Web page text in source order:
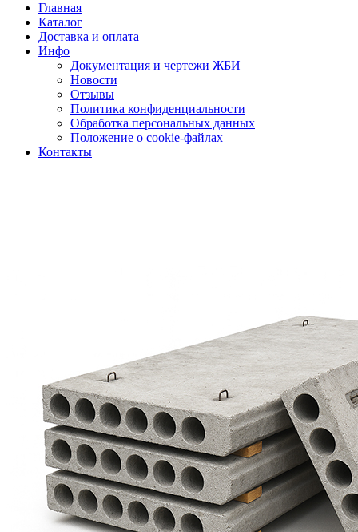
Главная
Каталог
Доставка и оплата
Инфо
Документация и чертежи ЖБИ
Новости
Отзывы
Политика конфиденциальности
Обработка персональных данных
Положение о cookie-файлах
Контакты